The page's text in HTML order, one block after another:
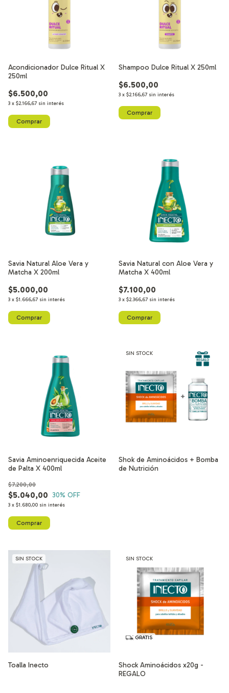
Acondicionador Dulce Ritual X
250ml
$6.500,00
3 x $2.166,67 sin interés
Shampoo Dulce Ritual X 250ml
$6.500,00
3 x $2.166,67 sin interés
Savia Natural Aloe Vera y
Matcha X 200ml
$5.000,00
3 x $1.666,67 sin interés
Savia Natural con Aloe Vera y
Matcha X 400ml
$7.100,00
3 x $2.366,67 sin interés
Savia Aminoenriquecida Aceite
de Palta X 400ml
$5.040,00
$7.200,00
30% OFF
3 x $1.680,00 sin interés
SIN STOCK
Shok de Aminoácidos + Bomba
de Nutrición
SIN STOCK
Toalla Inecto
SIN STOCK
GRATIS
Shock Aminoácidos x20g -
REGALO